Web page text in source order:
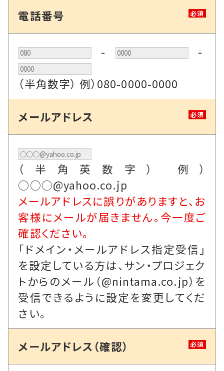
電話番号 必須
- -
（半角数字） 例）080-0000-0000
メールアドレス 必須
（半角英数字） 例）
○○○@yahoo.co.jp
メールアドレスに誤りがありますと、お
客様にメールが届きません。今一度ご
確認ください。
「ドメイン・メールアドレス指定受信」
を設定している方は、サン・プロジェク
トからのメール（@nintama.co.jp）を
受信できるように設定を変更してくだ
さい。
メールアドレス（確認） 必須